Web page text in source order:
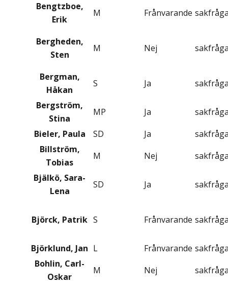
Bengtzboe,
Erik
M Frånvarande
Bergheden,
Sten
M Nej
Bergman,
Håkan
S Ja
Bergström,
Stina
MP Ja
Bieler, Paula
SD Ja
Billström,
Tobias
M Nej
Bjälkö, Sara-
Lena
SD Ja
Björck, Patrik S Frånvarande
Björklund, Jan L Frånvarande
Bohlin, Carl-
Oskar
M Nej